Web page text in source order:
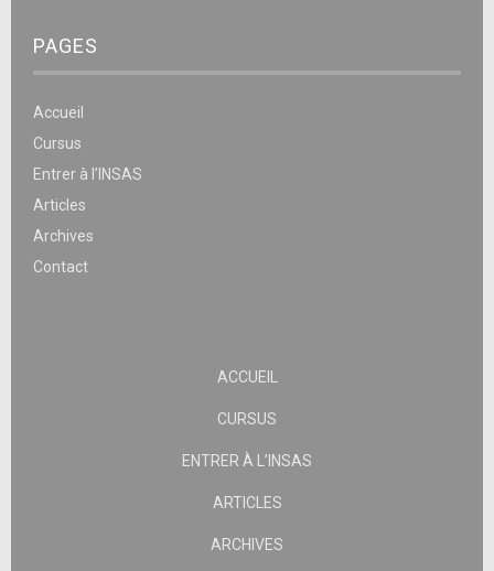
PAGES
Accueil
Cursus
Entrer à l’INSAS
Articles
Archives
Contact
ACCUEIL
CURSUS
ENTRER À L’INSAS
ARTICLES
ARCHIVES